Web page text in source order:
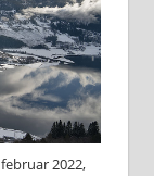
2022,